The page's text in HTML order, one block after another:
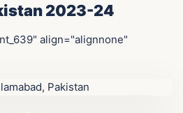
2023-24
align="alignnone"